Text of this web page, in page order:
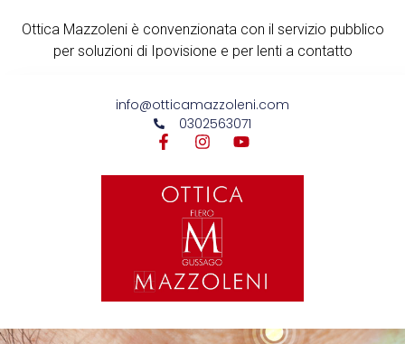
Ottica Mazzoleni è convenzionata con il servizio pubblico
per soluzioni di Ipovisione e per lenti a contatto
info@otticamazzoleni.com
0302563071